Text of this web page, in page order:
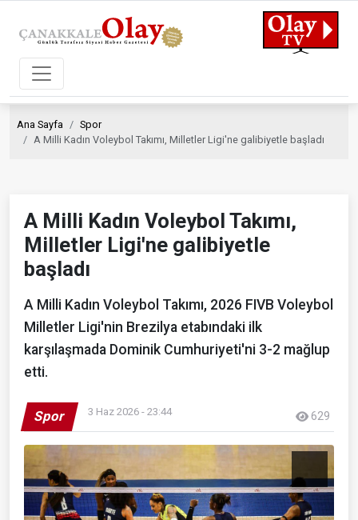
Ana Sayfa
Spor
A Milli Kadın Voleybol Takımı, Milletler Ligi'ne galibiyetle başladı
A Milli Kadın Voleybol Takımı,
Milletler Ligi'ne galibiyetle
başladı
A Milli Kadın Voleybol Takımı, 2026 FIVB Voleybol
Milletler Ligi'nin Brezilya etabındaki ilk
karşılaşmada Dominik Cumhuriyeti'ni 3-2 mağlup
etti.
Spor 3 Haz 2026 - 23:44 629